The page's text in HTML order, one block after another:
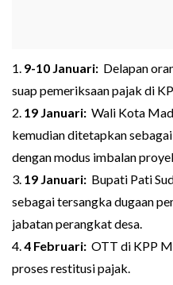
1. 9-10 Januari: Delapan
suap pemeriksaan pajak di
2. 19 Januari: Wali Kota
kemudian ditetapkan
dengan modus imbalan
3. 19 Januari: Bupati Pati
sebagai tersangka dugaan
jabatan perangkat desa.
4.4 Februari: OTT di KPP
proses restitusi pajak.